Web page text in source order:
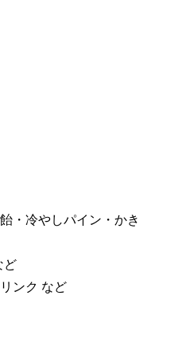
・冷やしパイン・かき
ど
ンク など